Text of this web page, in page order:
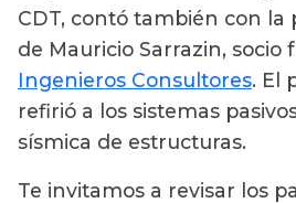
CDT, contó también con la
de Mauricio Sarrazin, socio
Ingenieros Consultores. El
refirió a los sistemas
sísmica de estructuras.
Te invitamos a revisar los